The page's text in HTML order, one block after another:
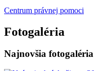
Centrum právnej pomoci
Fotogaléria
Najnovšia fotogaléria